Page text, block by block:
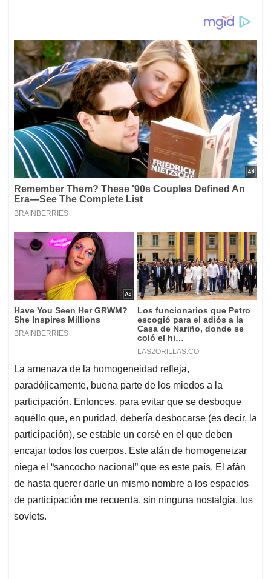
La amenaza de la homogeneidad refleja,
paradójicamente, buena parte de los miedos a la
participación. Entonces, para evitar que se desboque
aquello que, en puridad, debería desbocarse (es decir, la
participación), se estable un corsé en el que deben
encajar todos los cuerpos. Este afán de homogeneizar
niega el “sancocho nacional” que es este país. El afán
de hasta querer darle un mismo nombre a los espacios
de participación me recuerda, sin ninguna nostalgia, los
soviets.